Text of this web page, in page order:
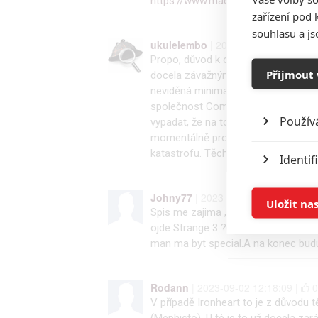
ukulelembo | 2023-09-03 14:02:19 |
Propo, důvod k odkladům je
docela závažným finančním
neviděná minima a do toho se blíží
společnost Comcast (svého
vypadat, že na to Disney
momentálně probíhající stávky,
katastrofu. Těch odkladů bude
Johny77 | 2023-09-02 12:30:24 |
Spis me zajima ,zda Marvel udela
ojde Strange 3 ? Shang schi 2
man ma byt special.A na konec
Rodann
V případě Ironheart to je z důvodu
zařízení pod
souhlasu a
Přijmout
Uložit